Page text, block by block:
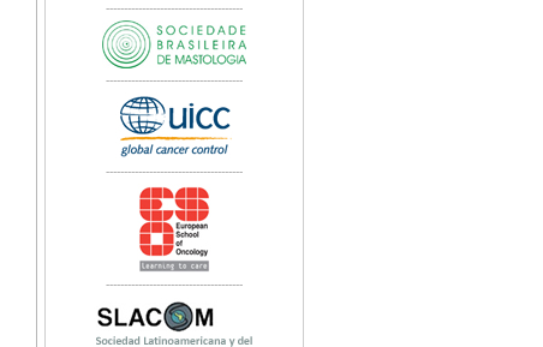
--------------------------------------
--------------------------------------
--------------------------------------
--------------------------------------